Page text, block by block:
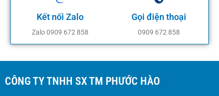
Kết nối Zalo
Zalo 0909 672 858
Gọi điện thoại
0909 672 858
CÔNG TY TNHH SX TM PHƯỚC HÀO